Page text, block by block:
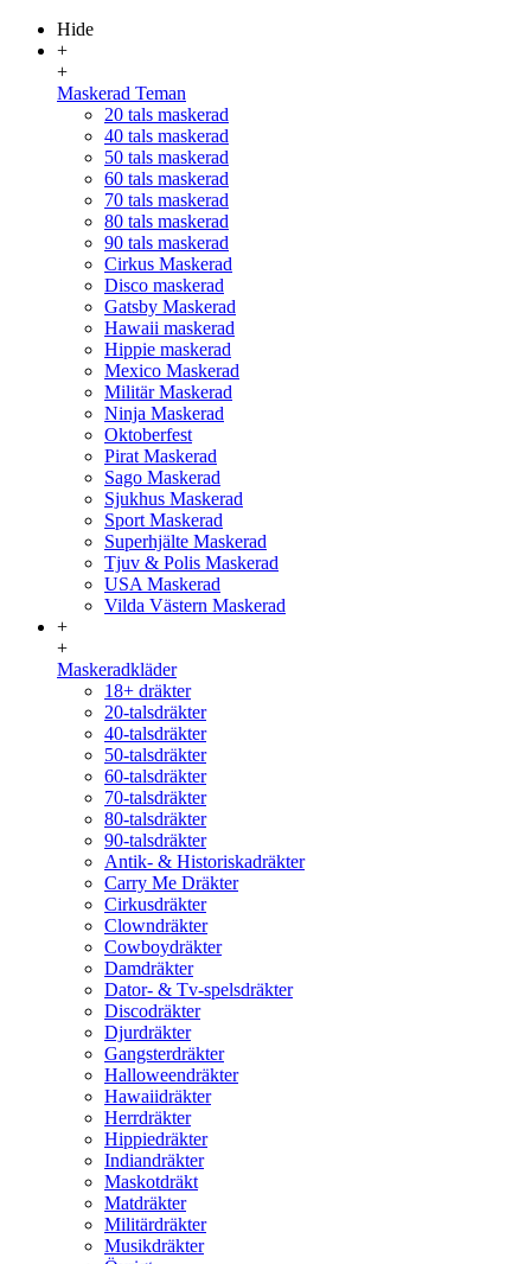
Hide
+
+
Maskerad Teman
20 tals maskerad
40 tals maskerad
50 tals maskerad
60 tals maskerad
70 tals maskerad
80 tals maskerad
90 tals maskerad
Cirkus Maskerad
Disco maskerad
Gatsby Maskerad
Hawaii maskerad
Hippie maskerad
Mexico Maskerad
Militär Maskerad
Ninja Maskerad
Oktoberfest
Pirat Maskerad
Sago Maskerad
Sjukhus Maskerad
Sport Maskerad
Superhjälte Maskerad
Tjuv & Polis Maskerad
USA Maskerad
Vilda Västern Maskerad
+
+
Maskeradkläder
18+ dräkter
20-talsdräkter
40-talsdräkter
50-talsdräkter
60-talsdräkter
70-talsdräkter
80-talsdräkter
90-talsdräkter
Antik- & Historiskadräkter
Carry Me Dräkter
Cirkusdräkter
Clowndräkter
Cowboydräkter
Damdräkter
Dator- & Tv-spelsdräkter
Discodräkter
Djurdräkter
Gangsterdräkter
Halloweendräkter
Hawaiidräkter
Herrdräkter
Hippiedräkter
Indiandräkter
Maskotdräkt
Matdräkter
Militärdräkter
Musikdräkter